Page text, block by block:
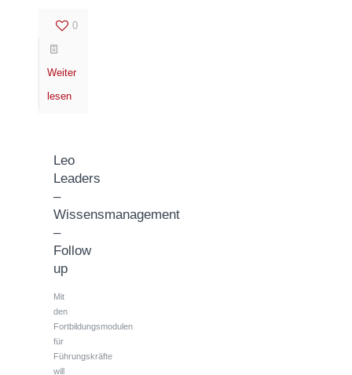
0
Weiter
lesen
Leo
Leaders
–
Wissensmanagement
–
Follow
up
Mit
den
Fortbildungsmodulen
für
Führungskräfte
will